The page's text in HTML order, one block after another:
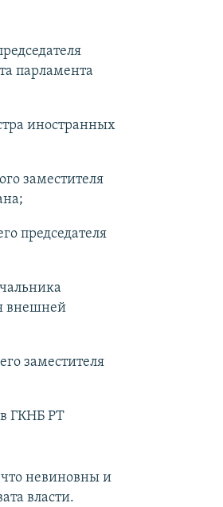
парламента
иностранных
заместителя
председателя
внешней
заместителя
ГКНБ РТ
невиновны и
власти.